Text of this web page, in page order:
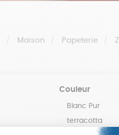
Maison Papeterie
Couleur
Blanc Pur
terracotta